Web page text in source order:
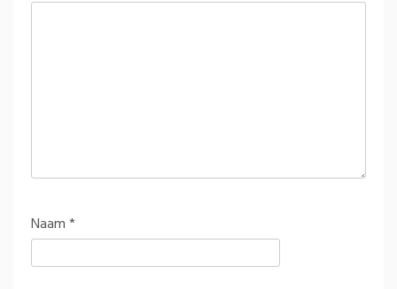
Naam*